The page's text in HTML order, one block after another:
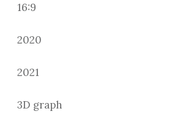
16:9
2020
2021
3D graph